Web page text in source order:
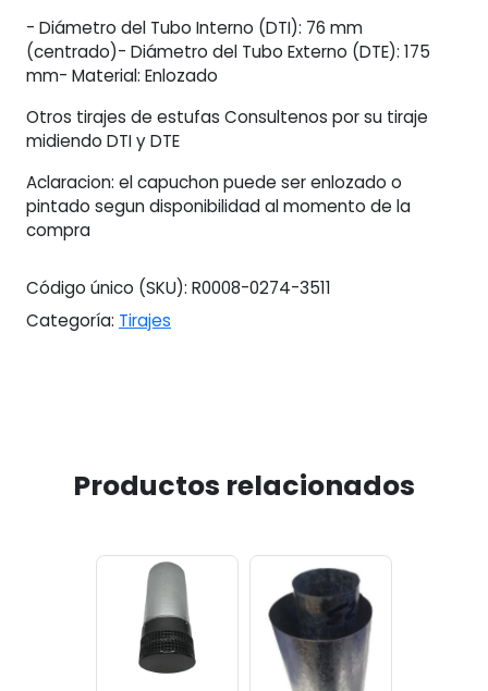
- Diámetro del Tubo Interno (DTI): 76 mm
(centrado)- Diámetro del Tubo Externo (DTE): 175
mm- Material: Enlozado
Otros tirajes de estufas Consultenos por su tiraje
midiendo DTI y DTE
Aclaracion: el capuchon puede ser enlozado o
pintado segun disponibilidad al momento de la
compra
Código único (SKU): R0008-0274-3511
Categoría: Tirajes
Productos relacionados